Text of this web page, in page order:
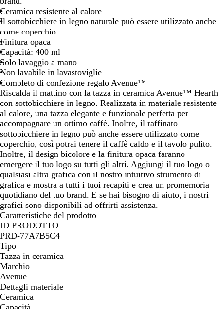
o
/
R
o
s
s
o
o
/
B
l
u
o
t
i
n
t
a
u
n
i
t
a
/
B
i
a
n
c
o
Ceramica resistente al calore
Il sottobicchiere in legno naturale può essere utilizzato anche
come coperchio
Finitura opaca
Capacità: 400 ml
Solo lavaggio a mano
Non lavabile in lavastoviglie
Completo di confezione regalo Avenue™
Riscalda il mattino con la tazza in ceramica Avenue™ Hearth
con sottobicchiere in legno. Realizzata in materiale resistente
al calore, una tazza elegante e funzionale perfetta per
accompagnare un ottimo caffè. Inoltre, il raffinato
sottobicchiere in legno può anche essere utilizzato come
coperchio, così potrai tenere il caffè caldo e il tavolo pulito.
Inoltre, il design bicolore e la finitura opaca faranno
emergere il tuo logo su tutti gli altri. Aggiungi il tuo logo o
qualsiasi altra grafica con il nostro intuitivo strumento di
grafica e mostra a tutti i tuoi recapiti e crea un promemoria
quotidiano del tuo brand. E se hai bisogno di aiuto, i nostri
grafici sono disponibili ad offrirti assistenza.
Caratteristiche del prodotto
ID PRODOTTO
PRD-77A7B5C4
Tipo
Tazza in ceramica
Marchio
Avenue
Dettagli materiale
Ceramica